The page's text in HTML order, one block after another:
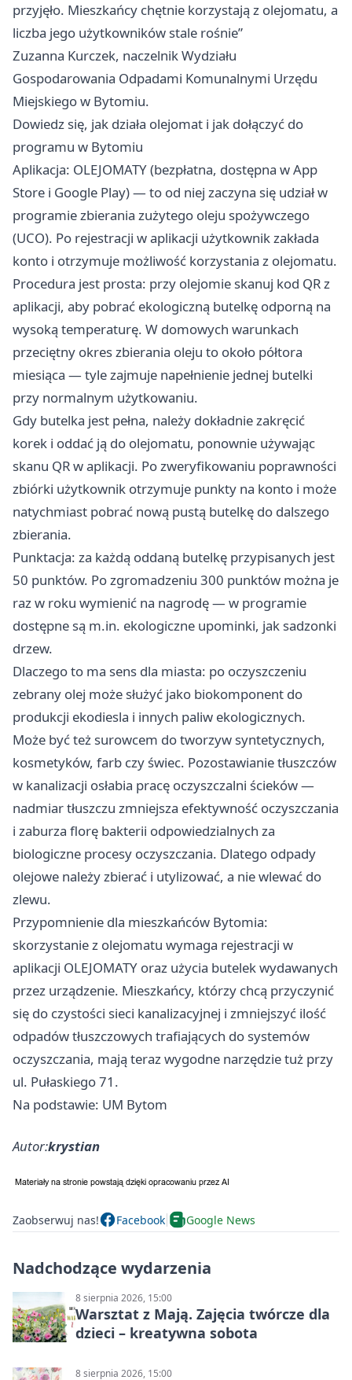
przyjęło. Mieszkańcy chętnie korzystają z olejomatu, a
liczba jego użytkowników stale rośnie”
Zuzanna Kurczek, naczelnik Wydziału
Gospodarowania Odpadami Komunalnymi Urzędu
Miejskiego w Bytomiu.
Dowiedz się, jak działa olejomat i jak dołączyć do
programu w Bytomiu
Aplikacja: OLEJOMATY (bezpłatna, dostępna w App
Store i Google Play) — to od niej zaczyna się udział w
programie zbierania zużytego oleju spożywczego
(UCO). Po rejestracji w aplikacji użytkownik zakłada
konto i otrzymuje możliwość korzystania z olejomatu.
Procedura jest prosta: przy olejomie skanuj kod QR z
aplikacji, aby pobrać ekologiczną butelkę odporną na
wysoką temperaturę. W domowych warunkach
przeciętny okres zbierania oleju to około półtora
miesiąca — tyle zajmuje napełnienie jednej butelki
przy normalnym użytkowaniu.
Gdy butelka jest pełna, należy dokładnie zakręcić
korek i oddać ją do olejomatu, ponownie używając
skanu QR w aplikacji. Po zweryfikowaniu poprawności
zbiórki użytkownik otrzymuje punkty na konto i może
natychmiast pobrać nową pustą butelkę do dalszego
zbierania.
Punktacja: za każdą oddaną butelkę przypisanych jest
50 punktów. Po zgromadzeniu 300 punktów można je
raz w roku wymienić na nagrodę — w programie
dostępne są m.in. ekologiczne upominki, jak sadzonki
drzew.
Dlaczego to ma sens dla miasta: po oczyszczeniu
zebrany olej może służyć jako biokomponent do
produkcji ekodiesla i innych paliw ekologicznych.
Może być też surowcem do tworzyw syntetycznych,
kosmetyków, farb czy świec. Pozostawianie tłuszczów
w kanalizacji osłabia pracę oczyszczalni ścieków —
nadmiar tłuszczu zmniejsza efektywność oczyszczania
i zaburza florę bakterii odpowiedzialnych za
biologiczne procesy oczyszczania. Dlatego odpady
olejowe należy zbierać i utylizować, a nie wlewać do
zlewu.
Przypomnienie dla mieszkańców Bytomia:
skorzystanie z olejomatu wymaga rejestracji w
aplikacji OLEJOMATY oraz użycia butelek wydawanych
przez urządzenie. Mieszkańcy, którzy chcą przyczynić
się do czystości sieci kanalizacyjnej i zmniejszyć ilość
odpadów tłuszczowych trafiających do systemów
oczyszczania, mają teraz wygodne narzędzie tuż przy
ul. Pułaskiego 71.
Na podstawie: UM Bytom
Autor:krystian
Zaobserwuj nas! Facebook Google News
Nadchodzące wydarzenia
8 sierpnia 2026, 15:00
Warsztat z Mają. Zajęcia twórcze dla
dzieci – kreatywna sobota
8 sierpnia 2026, 15:00